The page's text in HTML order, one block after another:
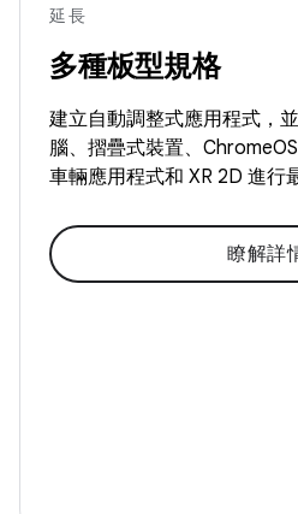
延長
多種板型規格
建立自動調整式應用程式，
腦、摺疊式裝置、
車輛應用程式和 XR 2D 進行
瞭解詳